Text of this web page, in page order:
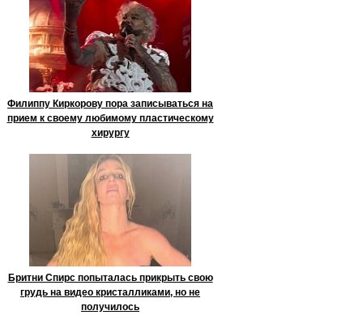
Филиппу Киркорову пора записываться на
прием к своему любимому пластическому
хирургу
Бритни Спирс попыталась прикрыть свою
грудь на видео кристалликами, но не
получилось